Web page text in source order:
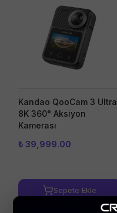
Kandao QooCam 3 Ultra
8K 360° Aksiyon
Kamerası
₺ 39,999.00
Sepete Ekle